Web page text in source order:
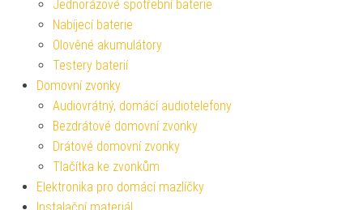
Jednorázové spotřební baterie
Nabíjecí baterie
Olověné akumulátory
Testery baterií
Domovní zvonky
Audiovrátný, domácí audiotelefony
Bezdrátové domovní zvonky
Drátové domovní zvonky
Tlačítka ke zvonkům
Elektronika pro domácí mazlíčky